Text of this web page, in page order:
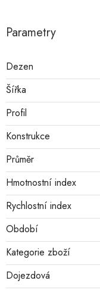
Parametry
Dezen
Šířka
Profil
Konstrukce
Průměr
Hmotnostní index
Rychlostní index
Období
Kategorie zboží
Dojezdová